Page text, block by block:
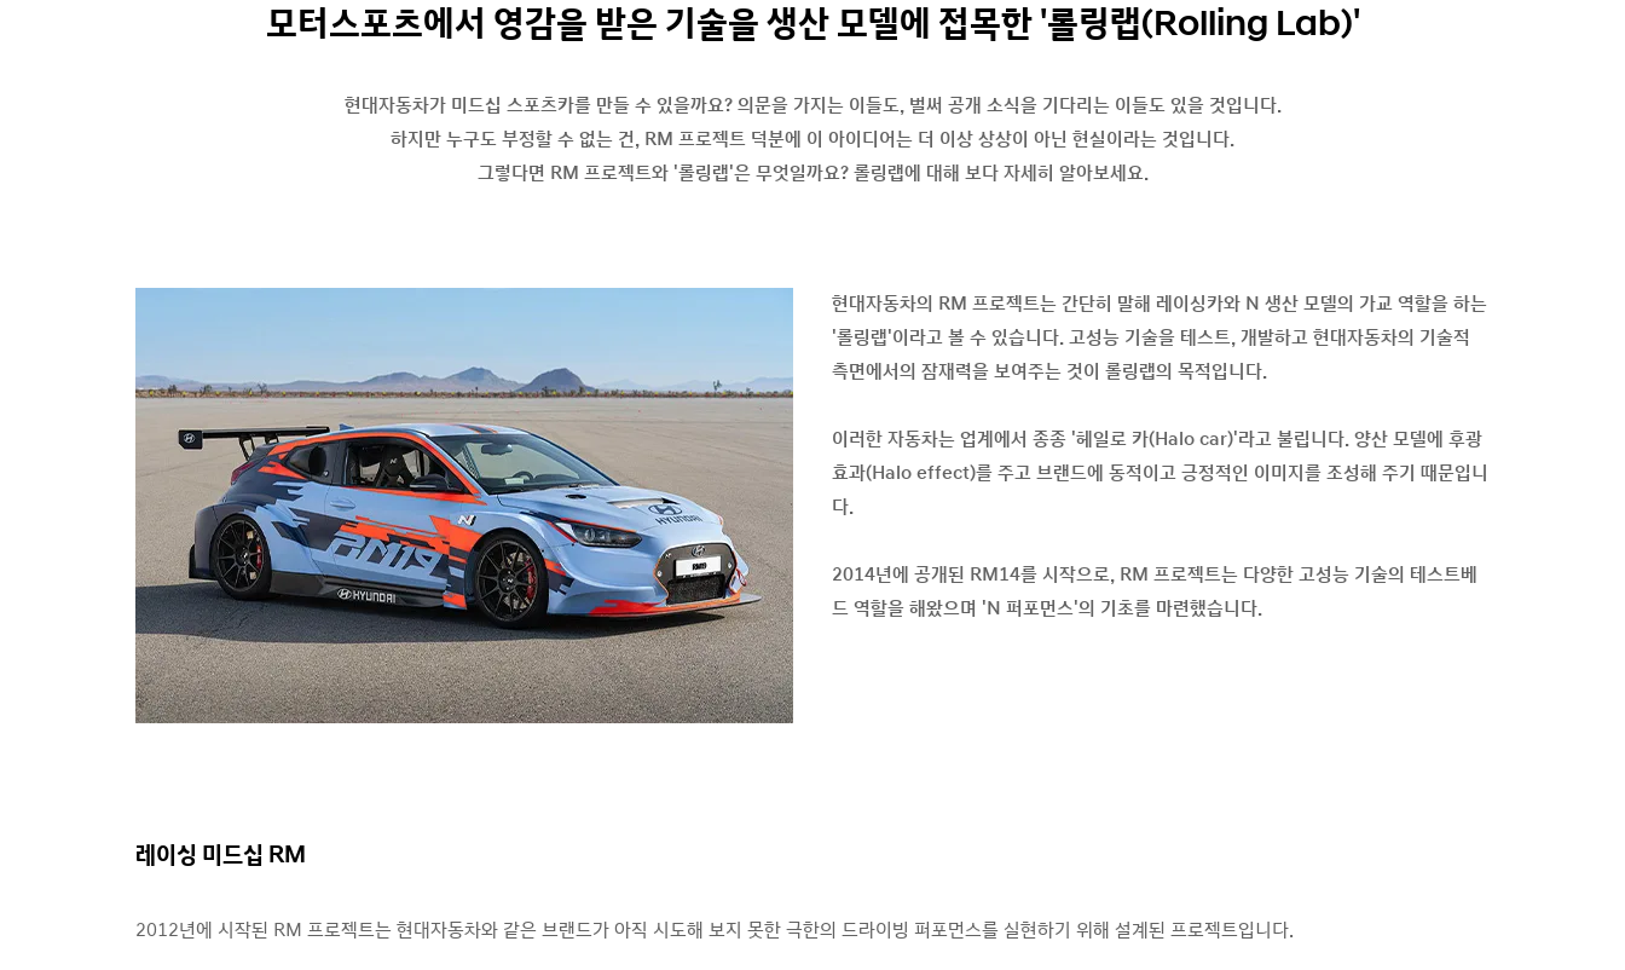
모터스포츠에서 영감을 받은 기술을 생산 모델에 접목한 '롤링랩(Rolling Lab)'
현대자동차가 미드십 스포츠카를 만들 수 있을까요? 의문을 가지는 이들도, 벌써 공개 소식을 기다리는 이들도 있을 것입니다.
하지만 누구도 부정할 수 없는 건, RM 프로젝트 덕분에 이 아이디어는 더 이상 상상이 아닌 현실이라는 것입니다.
그렇다면 RM 프로젝트와 '롤링랩'은 무엇일까요? 롤링랩에 대해 보다 자세히 알아보세요.
현대자동차의 RM 프로젝트는 간단히 말해 레이싱카와 N 생산 모델의 가교 역할을 하는
'롤링랩'이라고 볼 수 있습니다. 고성능 기술을 테스트, 개발하고 현대자동차의 기술적
측면에서의 잠재력을 보여주는 것이 롤링랩의 목적입니다.
이러한 자동차는 업계에서 종종 '헤일로 카(Halo car)'라고 불립니다. 양산 모델에 후광
효과(Halo effect)를 주고 브랜드에 동적이고 긍정적인 이미지를 조성해 주기 때문입니
다.
2014년에 공개된 RM14를 시작으로, RM 프로젝트는 다양한 고성능 기술의 테스트베
드 역할을 해왔으며 'N 퍼포먼스'의 기초를 마련했습니다.
레이싱 미드십 RM
2012년에 시작된 RM 프로젝트는 현대자동차와 같은 브랜드가 아직 시도해 보지 못한 극한의 드라이빙 퍼포먼스를 실현하기 위해 설계된 프로젝트입니다.